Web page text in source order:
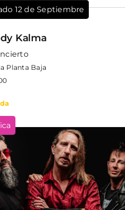
12 de Septiembre
Kalma
Planta Baja